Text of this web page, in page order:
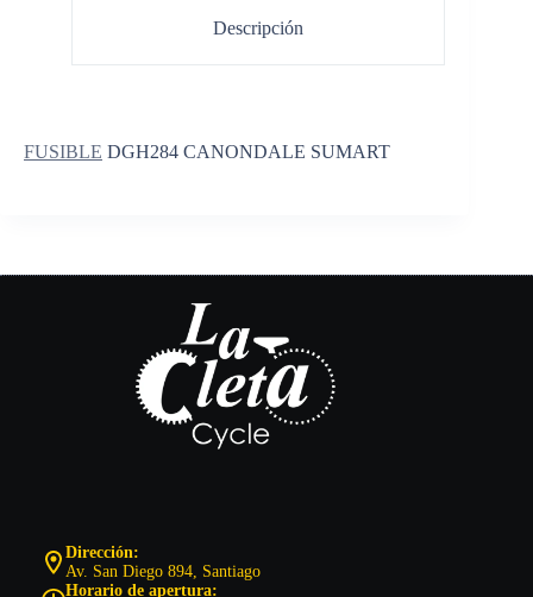
Descripción
FUSIBLE DGH284 CANONDALE SUMART
Dirección:
Av. San Diego 894, Santiago
Horario de apertura: